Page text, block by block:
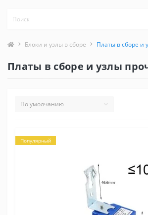
Блоки и узлы в сборе Платы в сборе и
Платы в сборе и узлы
Популярный